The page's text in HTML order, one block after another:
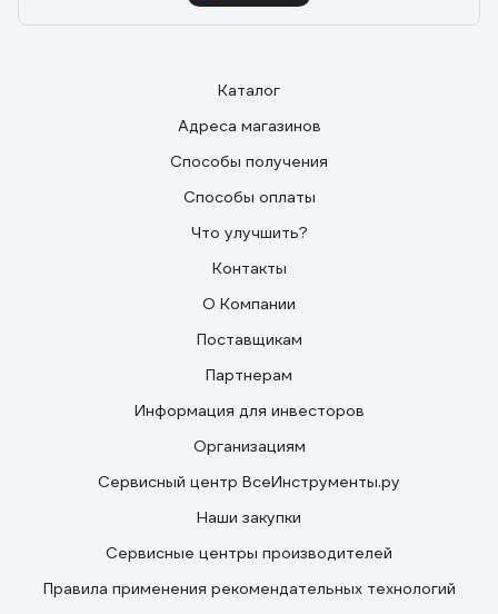
Каталог
Адреса магазинов
Способы получения
Способы оплаты
Что улучшить?
Контакты
О Компании
Поставщикам
Партнерам
Информация для инвесторов
Организациям
Сервисный центр ВсеИнструменты.ру
Наши закупки
Сервисные центры производителей
Правила применения рекомендательных технологий